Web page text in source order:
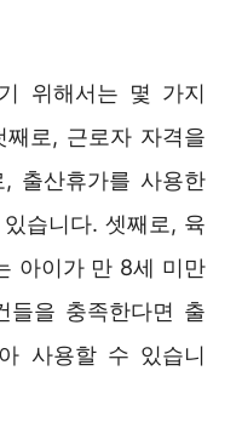
위해서는 몇 가지
로, 근로자 자격을
출산휴가를 사용한
습니다. 셋째로, 육
아이가 만 8세 미만
들을 충족한다면 출
사용할 수 있습니